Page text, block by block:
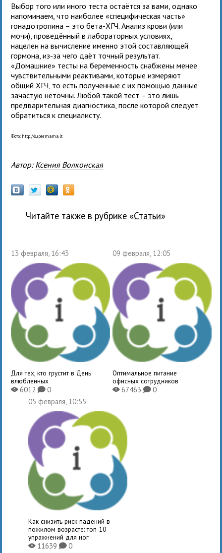
Выбор того или иного теста остаётся за вами, однако
напоминаем, что наиболее «специфическая часть»
гонадотропина – это бета-ХГЧ. Анализ крови (или
мочи), проведённый в лабораторных условиях,
нацелен на вычисление именно этой составляющей
гормона, из-за чего даёт точный результат.
«Домашние» тесты на беременность снабжены менее
чувствительными реактивами, которые измеряют
общий ХГЧ, то есть полученные с их помощью данные
зачастую неточны. Любой такой тест – это лишь
предварительная диагностика, после которой следует
обратиться к специалисту.
Фото: http://supermama.lt
Автор: Ксения Волконская
Читайте также в рубрике « Статьи»
13 февраля, 16:43
Для тех, кто грустит в День
влюбленных
X6012K0
09 февраля, 12:05
Оптимальное питание
офисных сотрудников
X67463 K0
05 февраля, 10:55
Как снизить риск падений в
пожилом возрасте: топ-10
упражнений для ног
X11639K0